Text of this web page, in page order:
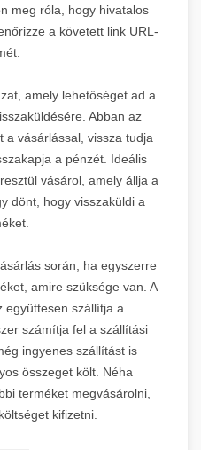
specializálódott
legnagyobb
hálózatával.
szektorban
SEO erő.
71 |Specialitás:
marketing
→
of SEO
központi
Linképítés
üzemeltetett
amely átfogó
meg róla, hogy hivatalos
a követett link URL-
amely lehetőséget ad a
Abban az
a vásárlással, vissza tudja
a pénzét. Ideális
vásárol, amely állja a
dönt, hogy visszaküldi a
során, ha egyszerre
amire szüksége van. A
együttesen szállítja a
számítja fel a szállítási
ingyenes szállítást is
összeget költ. Néha
terméket megvásárolni,
kifizetni.